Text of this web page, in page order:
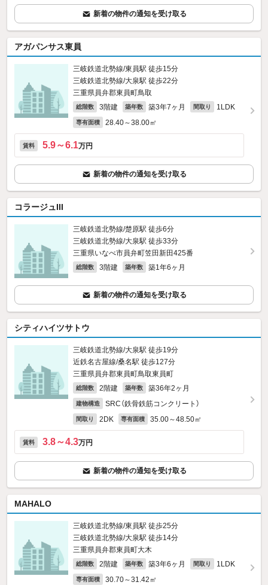
新着の物件の通知を受け取る
アガパンサス東員
三岐鉄道北勢線/東員駅 徒歩15分
三岐鉄道北勢線/大泉駅 徒歩22分
三重県員弁郡東員町鳥取
総階数 3階建 築年数 築3年7ヶ月 間取り 1LDK
専有面積 28.40～38.00㎡
賃料 5.9～6.1万円
新着の物件の通知を受け取る
コラージュIII
三岐鉄道北勢線/楚原駅 徒歩6分
三岐鉄道北勢線/大泉駅 徒歩33分
三重県いなべ市員弁町笠田新田425番
総階数 3階建 築年数 築1年6ヶ月
新着の物件の通知を受け取る
シティハイツサトウ
三岐鉄道北勢線/大泉駅 徒歩19分
近鉄名古屋線/桑名駅 徒歩127分
三重県員弁郡東員町鳥取東員町
総階数 2階建 築年数 築36年2ヶ月
建物構造 SRC（鉄骨鉄筋コンクリート）
間取り 2DK 専有面積 35.00～48.50㎡
賃料 3.8～4.3万円
新着の物件の通知を受け取る
MAHALO
三岐鉄道北勢線/東員駅 徒歩25分
三岐鉄道北勢線/大泉駅 徒歩14分
三重県員弁郡東員町大木
総階数 2階建 築年数 築3年6ヶ月 間取り 1LDK
専有面積 30.70～31.42㎡